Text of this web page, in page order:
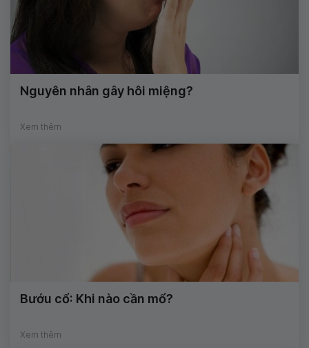
Nguyên nhân gây hôi miệng?
Xem thêm
Bướu cổ: Khi nào cần mổ?
Xem thêm